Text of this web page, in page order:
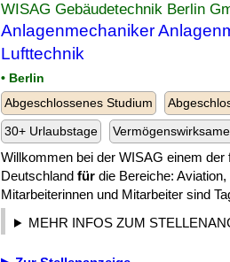
WISAG Gebäudetechnik Berlin
Anlagenmechaniker
Lufttechnik
• Berlin
Abgeschlossenes Studium
30+ Urlaubstage
Willkommen bei der WISAG einem
Deutschland für die Bereiche:
Mitarbeiterinnen und Mitarbeiter sind
MEHR INFOS ZUM